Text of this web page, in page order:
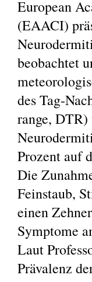
European
(EAACI)
beobachtet
des Tag-
range,
Prozent auf
Die
Feinstaub,
einen
Symptome
Laut
Prävalenz